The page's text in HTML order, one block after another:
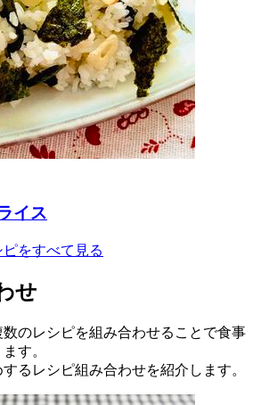
イス
ピをすべて見る
せ
のレシピを組み合わせることで食事
す。
るレシピ組み合わせを紹介します。